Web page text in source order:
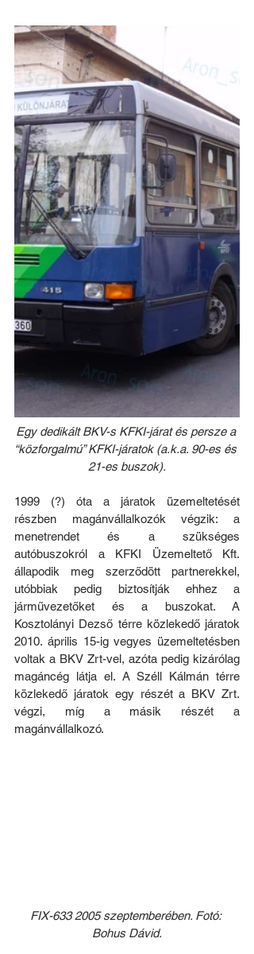
Egy dedikált BKV-s KFKI-járat és persze a
“közforgalmú” KFKI-járatok (a.k.a. 90-es és
21-es buszok).
1999 (?) óta a járatok üzemeltetését
részben magánvállalkozók végzik: a
menetrendet és a szükséges
autóbuszokról a KFKI Üzemeltető Kft.
állapodik meg szerződött partnerekkel,
utóbbiak pedig biztosítják ehhez a
járművezetőket és a buszokat. A
Kosztolányi Dezső térre közlekedő járatok
2010. április 15-ig vegyes üzemeltetésben
voltak a BKV Zrt-vel, azóta pedig kizárólag
magáncég látja el. A Széll Kálmán térre
közlekedő járatok egy részét a BKV Zrt.
végzi, míg a másik részét a
magánvállalkozó.
FIX-633 2005 szeptemberében. Fotó:
Bohus Dávid.